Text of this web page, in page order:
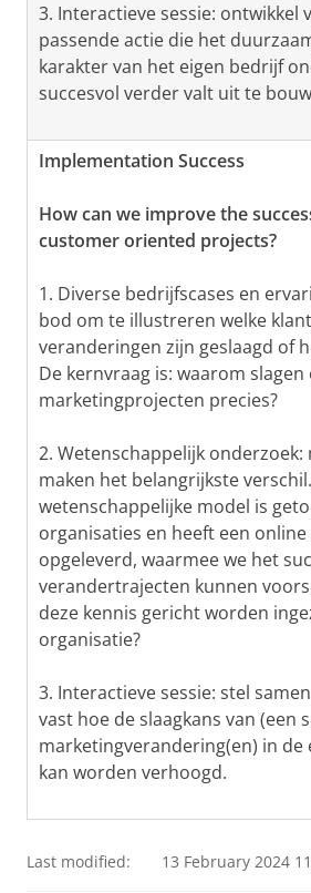
3. Interactieve sessie: ontwikkel
passende actie die het
karakter van het eigen bedrijf
succesvol verder valt uit te
Implementation Success
How can we improve the
customer oriented projects?
1. Diverse bedrijfscases en
bod om te illustreren welke
veranderingen zijn geslaagd of
De kernvraag is: waarom slagen
marketingprojecten precies?
2. Wetenschappelijk onderzoek:
maken het belangrijkste
wetenschappelijke model is
organisaties en heeft een
opgeleverd, waarmee we het
verandertrajecten kunnen
deze kennis gericht worden
organisatie?
3. Interactieve sessie: stel
vast hoe de slaagkans van (een
marketingverandering(en) in de
kan worden verhoogd.
Last modified: 13 February 2024